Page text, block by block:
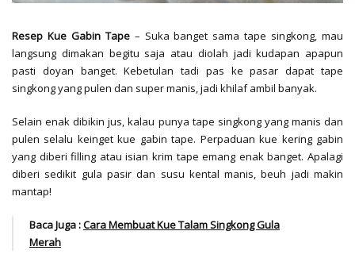
Resep Kue Gabin Tape– Suka banget sama tape singkong, mau
langsung dimakan begitu saja atau diolah jadi kudapan apapun
pasti doyan banget. Kebetulan tadi pas ke pasar dapat tape
singkong yang pulen dan super manis, jadi khilaf ambil banyak.
Selain enak dibikin jus, kalau punya tape singkong yang manis dan
pulen selalu keinget kue gabin tape. Perpaduan kue kering gabin
yang diberi filling atau isian krim tape emang enak banget. Apalagi
diberi sedikit gula pasir dan susu kental manis, beuh jadi makin
mantap!
Baca Juga :Cara Membuat Kue Talam Singkong Gula
Merah